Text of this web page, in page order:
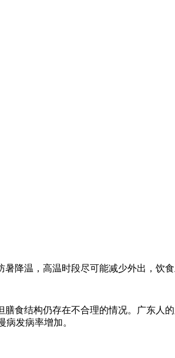
降温，高温时段尽可能减少外出，饮食
食结构仍存在不合理的情况。广东人
发病率增加。